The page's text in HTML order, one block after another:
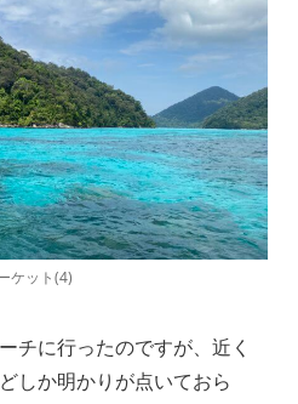
ケット(4)
チに行ったのですが、近く
しか明かりが点いておら